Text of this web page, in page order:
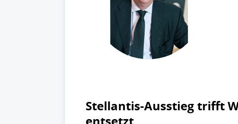
Stellantis-Ausstieg trifft